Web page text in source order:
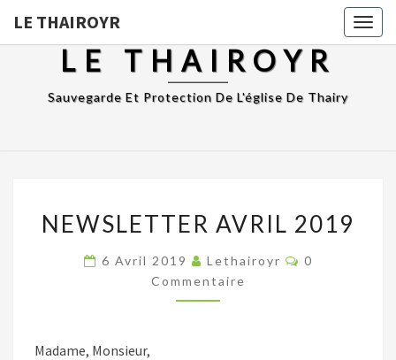
LE THAIROYR
LE THAIROYR
Sauvegarde Et Protection De L'église De Thairy
AVRIL
2019
NEWSLETTER AVRIL 2019
6 Avril 2019 Lethairoyr
0
Commentaire
Madame, Monsieur,